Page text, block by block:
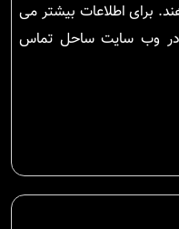
برای اطلاعات بیشتر می
در وب سایت ساحل تماس